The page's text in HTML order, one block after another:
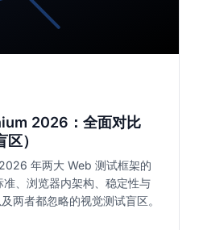
2026：全面对比
）
年两大 Web 测试框架的
、浏览器内架构、稳定性与
两者都忽略的视觉测试盲区。